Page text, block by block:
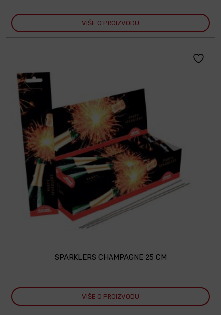
VIŠE O PROIZVODU
SPARKLERS CHAMPAGNE 25 CM
VIŠE O PROIZVODU